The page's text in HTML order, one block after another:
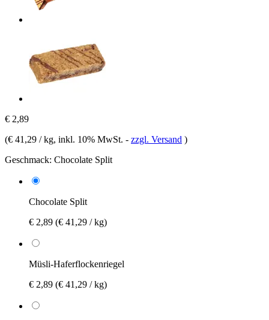
€ 2,89
(€ 41,29 / kg, inkl. 10% MwSt. - zzgl. Versand )
Geschmack: Chocolate Split
Chocolate Split
€ 2,89 (€ 41,29 / kg)
Müsli-Haferflockenriegel
€ 2,89 (€ 41,29 / kg)